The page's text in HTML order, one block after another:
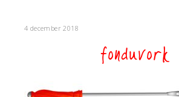
4 december 2018
fonduvork